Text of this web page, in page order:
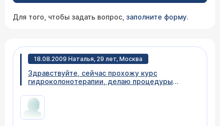
Для того, чтобы задать вопрос, заполните форму.
18.08.2009 Наталья, 29 лет, Москва
Здравствуйте, сейчас прохожу курс
гидроколонотерапии, делаю процедуры
процедуры возникла сильная тупая боль в
верхней части живота, также появилась
тошнота, после посещения туалета все